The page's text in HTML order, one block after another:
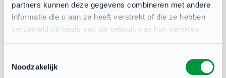
partners kunnen deze gegevens combineren met andere
informatie die u aan ze heeft verstrekt of die ze hebben
verzameld op basis van uw gebruik van hun services.
Noodzakelijk
Hoewel het statement in eerste instantie
misschien best duidelijk lijkt, zijn er alsnog veel
gaan stoppen, maar per wanneer dan? Ook stond